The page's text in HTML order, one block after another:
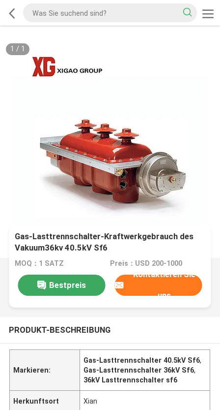
1 / 1
Gas-Lasttrennschalter-Kraftwerkgebrauch des
Vakuum36kv 40.5kV Sf6
MOQ：1 SATZ Preis：USD 200-1000
Bestpreis
Kontaktieren Sie
uns
PRODUKT-BESCHREIBUNG
Markieren:
Gas-Lasttrennschalter 40.5kV Sf6,
Gas-Lasttrennschalter 36kV Sf6,
36kV Lasttrennschalter sf6
Herkunftsort Xian